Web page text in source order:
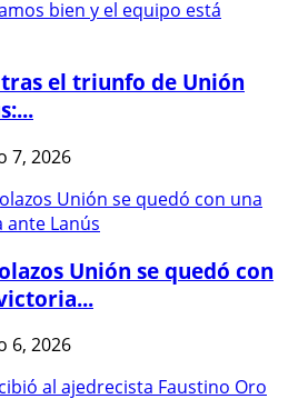
el triunfo de Unión
7, 2026
Unión se quedó con
6, 2026